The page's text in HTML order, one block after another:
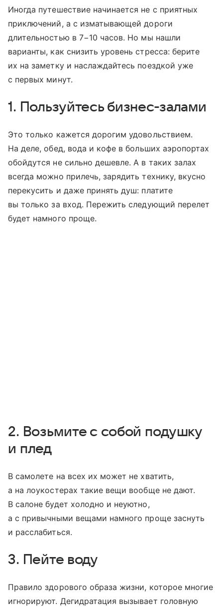
Иногда путешествие начинается не с приятных
приключений, а с изматывающей дороги
длительностью в 7−10 часов. Но мы нашли
варианты, как снизить уровень стресса: берите
их на заметку и наслаждайтесь поездкой уже
с первых минут.
1. Пользуйтесь бизнес-залами
Это только кажется дорогим удовольствием.
На деле, обед, вода и кофе в больших аэропортах
обойдутся не сильно дешевле. А в таких залах
всегда можно прилечь, зарядить технику, вкусно
перекусить и даже принять душ: платите
вы только за вход. Пережить следующий перелет
будет намного проще.
2. Возьмите с собой подушку
и плед
В самолете на всех их может не хватить,
а на лоукостерах такие вещи вообще не дают.
В салоне будет холодно и неуютно,
а с привычными вещами намного проще заснуть
и расслабиться.
3. Пейте воду
Правило здорового образа жизни, которое многие
игнорируют. Дегидратация вызывает головную